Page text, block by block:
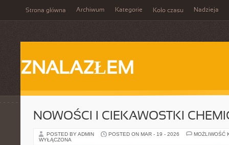
Strona główna Archiwum Kategorie Koło czasu Nadzieja
ZNALAZŁEM
NOWOŚCI I CIEKAWOSTKI
POSTED BY ADMIN POSTED ON MAR - 19 - 2026
MOŻLIWOŚĆ
WYŁĄCZONA